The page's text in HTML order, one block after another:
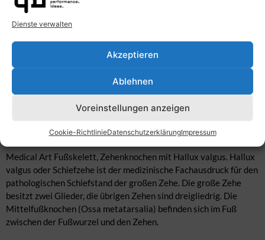
Dienste verwalten
Akzeptieren
Ablehnen
Voreinstellungen anzeigen
Cookie-RichtlinieDatenschutzerklärungImpressum
Beschreibung
Medical Art Fußskelett, Zehenknochen mit Hallux valgus. Hallux
valgus oder Schiefzehe ist der medizinische Fachausdruck für den
pathologischen Schiefstand der großen Zehe. Die große Zehe
besitzt zwei Glieder, die übrigen Zehen sind dreigliedrig. Die
Mittelfußknochen (Ossa metatarsalia) befinden sich im Fuß
zwischen der Fußwurzel und den Zehen.